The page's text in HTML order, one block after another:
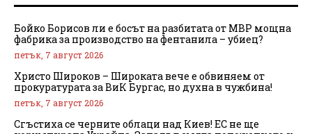
Бойко Борисов ли е босът на разбитата от МВР мощна
фабрика за производство на фентанила – убиец?
петък, 7 август 2026
Христо Широков – Широката вече е обвиняем от
прокуратурата за ВиК Бургас, но духна в чужбина!
петък, 7 август 2026
Сгъстиха се черните облаци над Киев! ЕС не ще